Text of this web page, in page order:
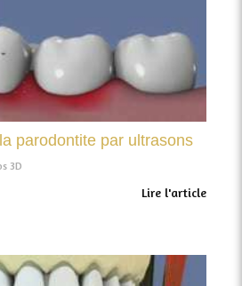
parodontite par ultrasons
3D
Lire l'article